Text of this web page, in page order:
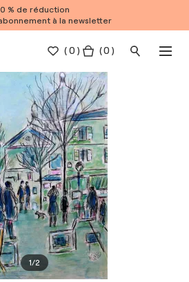
% de réduction
à la newsletter
(0 ) ( 0 )
1/2